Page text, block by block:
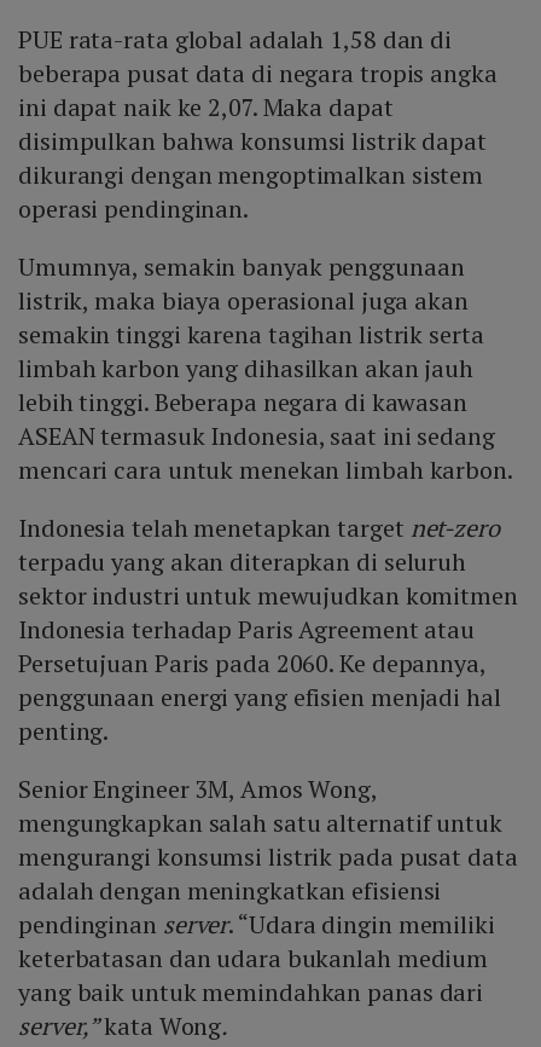
PUE rata-rata global adalah 1,58 dan di
beberapa pusat data di negara tropis angka
ini dapat naik ke 2,07. Maka dapat
disimpulkan bahwa konsumsi listrik dapat
dikurangi dengan mengoptimalkan sistem
operasi pendinginan.
Umumnya, semakin banyak penggunaan
listrik, maka biaya operasional juga akan
semakin tinggi karena tagihan listrik serta
limbah karbon yang dihasilkan akan jauh
lebih tinggi. Beberapa negara di kawasan
ASEAN termasuk Indonesia, saat ini sedang
mencari cara untuk menekan limbah karbon.
Indonesia telah menetapkan target net-zero
terpadu yang akan diterapkan di seluruh
sektor industri untuk mewujudkan komitmen
Indonesia terhadap Paris Agreement atau
Persetujuan Paris pada 2060. Ke depannya,
penggunaan energi yang efisien menjadi hal
penting.
Senior Engineer 3M, Amos Wong,
mengungkapkan salah satu alternatif untuk
mengurangi konsumsi listrik pada pusat data
adalah dengan meningkatkan efisiensi
pendinginan server. “Udara dingin memiliki
keterbatasan dan udara bukanlah medium
yang baik untuk memindahkan panas dari
server,”kata Wong.